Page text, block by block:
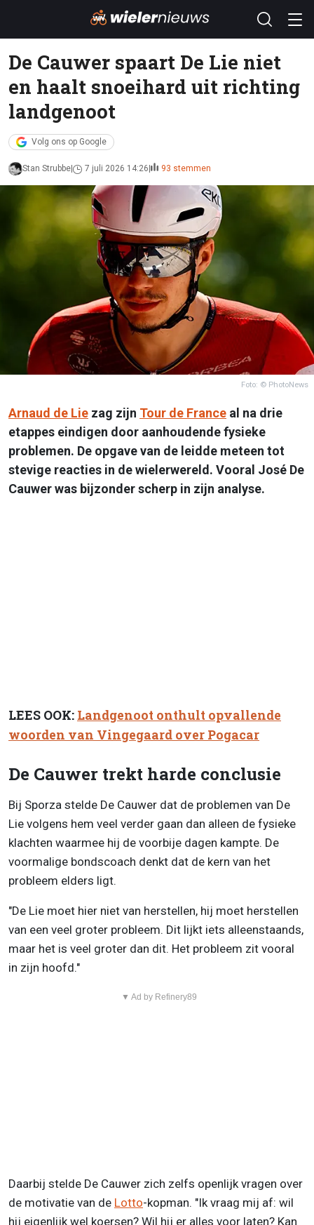
De Cauwer spaart De Lie niet
en haalt snoeihard uit richting
landgenoot
Volg ons op Google
Stan Strubbe 7 juli 2026 14:26 93 stemmen
Foto: © PhotoNews
Arnaud de Lie zag zijn Tour de France al na drie
etappes eindigen door aanhoudende fysieke
problemen. De opgave van de leidde meteen tot
stevige reacties in de wielerwereld. Vooral José De
Cauwer was bijzonder scherp in zijn analyse.
LEES OOK: Landgenoot onthult opvallende
woorden van Vingegaard over Pogacar
De Cauwer trekt harde conclusie
Bij Sporza stelde De Cauwer dat de problemen van De
Lie volgens hem veel verder gaan dan alleen de fysieke
klachten waarmee hij de voorbije dagen kampte. De
voormalige bondscoach denkt dat de kern van het
probleem elders ligt.
"De Lie moet hier niet van herstellen, hij moet herstellen
van een veel groter probleem. Dit lijkt iets alleenstaands,
maar het is veel groter dan dit. Het probleem zit vooral
in zijn hoofd."
▼ Ad by Refinery89
Daarbij stelde De Cauwer zich zelfs openlijk vragen over
de motivatie van de Lotto-kopman. "Ik vraag mij af: wil
hij eigenlijk wel koersen? Wil hij er alles voor laten? Kan